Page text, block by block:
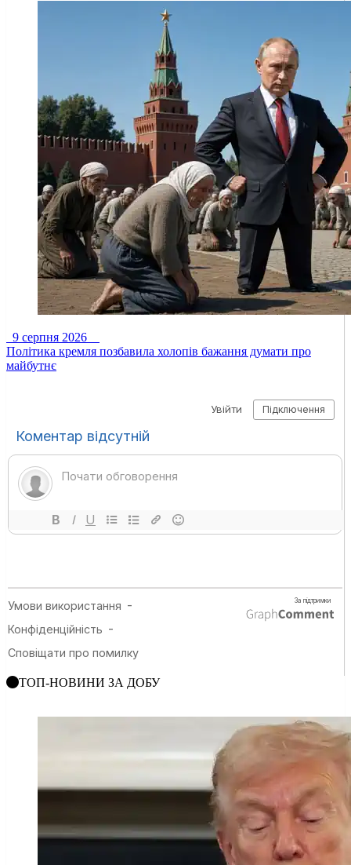
9 серпня 2026
Політика кремля позбавила холопів бажання думати про
майбутнє
ТОП-НОВИНИ ЗА ДОБУ